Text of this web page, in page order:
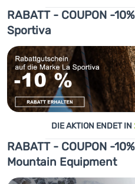
RABATT - COUPON -
Sportiva
DIE AKTION ENDET IN
RABATT - COUPON -
Mountain Equipment